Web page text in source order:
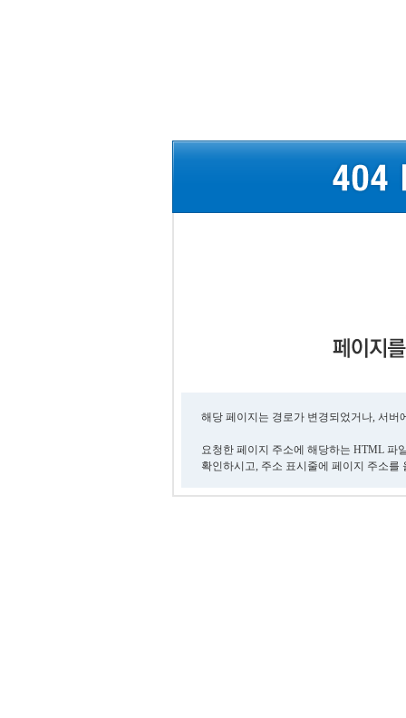
해당 페이지는 경로가 변경되었거나, 서
요청한 페이지 주소에 해당하는 HTML 파
확인하시고, 주소 표시줄에 페이지 주소